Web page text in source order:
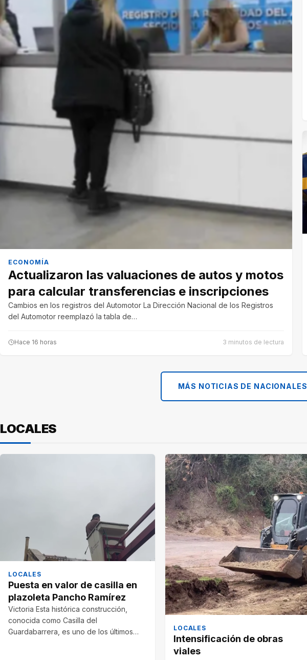
ECONOMÍA
Actualizaron las valuaciones de autos y motos
para calcular transferencias e inscripciones
Cambios en los registros del Automotor La Dirección Nacional de los Registros
del Automotor reemplazó la tabla de…
Hace 16 horas 3 minutos de lectura
MÁS NOTICIAS DE NACIONALES
LOCALES
LOCALES
Puesta en valor de casilla en
plazoleta Pancho Ramírez
Victoria Esta histórica construcción,
conocida como Casilla del
Guardabarrera, es uno de los últimos
LOCALES
Intensificación de obras
viales